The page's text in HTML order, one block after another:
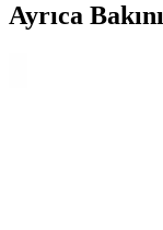
Ayrıca